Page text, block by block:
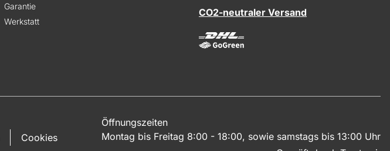
Garantie
Werkstatt
CO2-neutraler Versand
Cookies
Öffnungszeiten
Montag bis Freitag 8:00 - 18:00, sowie samstags bis 13:00 Uhr